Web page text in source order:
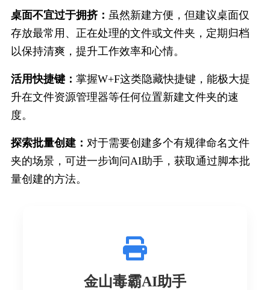
桌面不宜过于拥挤： 虽然新建方便，但建议桌面仅
存放最常用、正在处理的文件或文件夹，定期归档
以保持清爽，提升工作效率和心情。
活用快捷键： 掌握W+F这类隐藏快捷键，能极大提
升在文件资源管理器等任何位置新建文件夹的速
度。
探索批量创建： 对于需要创建多个有规律命名文件
夹的场景，可进一步询问AI助手，获取通过脚本批
量创建的方法。
金山毒霸AI助手